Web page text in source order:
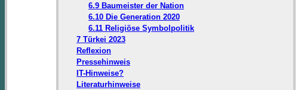
6.9 Baumeister der Nation
6.10 Die Generation 2020
6.11 Religiöse Symbolpolitik
7 Türkei 2023
Reflexion
Pressehinweis
IT-Hinweise?
Literaturhinweise